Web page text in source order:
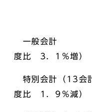
一般会計 6
度比 3．1％増）
特別会計（13会
度比 1．9％減）